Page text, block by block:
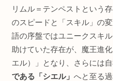
リムル＝テンペストという
のスピードと「スキル」の
語の序盤ではユニークスキ
助けていた存在が、魔王進
エル）」となり、さらには
である「シエル」 へと至る